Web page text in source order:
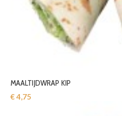
MAALTIJDWRAP KIP
€ 4,75‎